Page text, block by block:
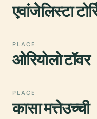
एवांजेलिस्टा
PLACE
ओरियोलो टॉवर
PLACE
कासा मत्तेउच्ची